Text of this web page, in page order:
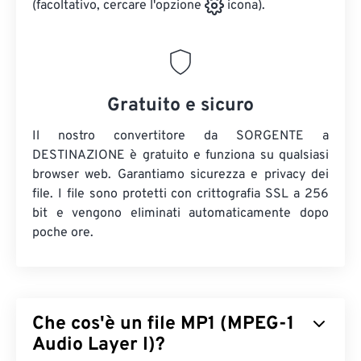
(facoltativo, cercare l'opzione icona).
Gratuito e sicuro
Il nostro convertitore da SORGENTE a
DESTINAZIONE è gratuito e funziona su qualsiasi
browser web. Garantiamo sicurezza e privacy dei
file. I file sono protetti con crittografia SSL a 256
bit e vengono eliminati automaticamente dopo
poche ore.
Che cos'è un file MP1 (MPEG-1
Audio Layer I)?